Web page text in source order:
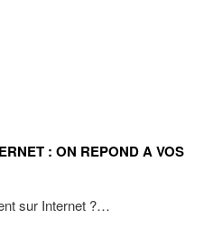
: ON REPOND A VOS
sur Internet ?…